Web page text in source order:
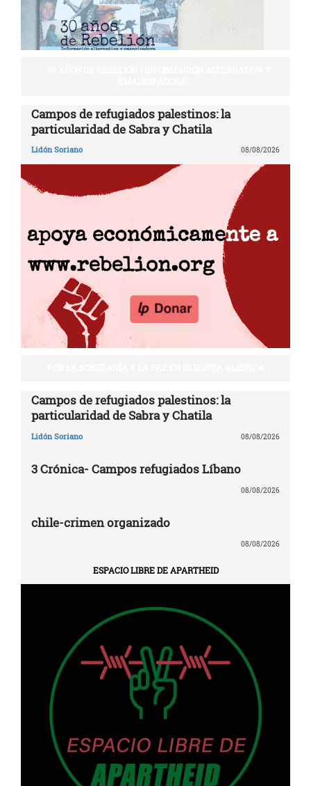
Campos de refugiados palestinos: la
particularidad de Sabra y Chatila
Lidón Soriano 08/08/2026
Campos de refugiados palestinos: la
particularidad de Sabra y Chatila
Lidón Soriano 08/08/2026
3 Crónica- Campos refugiados Líbano
08/08/2026
chile-crimen organizado
08/08/2026
ESPACIO LIBRE DE APARTHEID